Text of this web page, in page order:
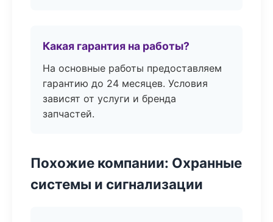
Какая гарантия на работы?
На основные работы предоставляем
гарантию до 24 месяцев. Условия
зависят от услуги и бренда
запчастей.
Похожие компании: Охранные
системы и сигнализации